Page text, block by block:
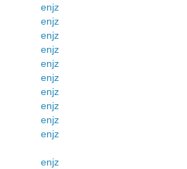
enjz
enjz
enjz
enjz
enjz
enjz
enjz
enjz
enjz
enjz
enjz